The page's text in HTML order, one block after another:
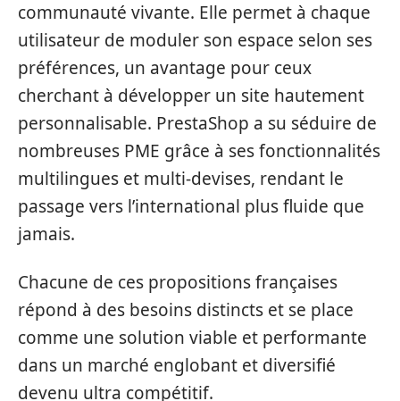
communauté vivante. Elle permet à chaque
utilisateur de moduler son espace selon ses
préférences, un avantage pour ceux
cherchant à développer un site hautement
personnalisable. PrestaShop a su séduire de
nombreuses PME grâce à ses fonctionnalités
multilingues et multi-devises, rendant le
passage vers l’international plus fluide que
jamais.
Chacune de ces propositions françaises
répond à des besoins distincts et se place
comme une solution viable et performante
dans un marché englobant et diversifié
devenu ultra compétitif.